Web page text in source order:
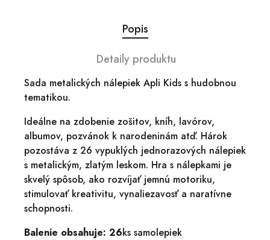
Popis
Detaily produktu
Sada metalických nálepiek Apli Kids s hudobnou
tematikou.
Ideálne na zdobenie zošitov, kníh, lavórov,
albumov, pozvánok k narodeninám atď. Hárok
pozostáva z 26 vypuklých jednorazových nálepiek
s metalickým, zlatým leskom. Hra s nálepkami je
skvelý spôsob, ako rozvíjať jemnú motoriku,
stimulovať kreativitu, vynaliezavosť a naratívne
schopnosti.
Balenie obsahuje: 26ks samolepiek